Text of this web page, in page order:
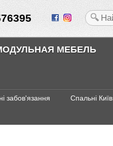
МЕБЕЛЬ
забов'язання Спальні Київ